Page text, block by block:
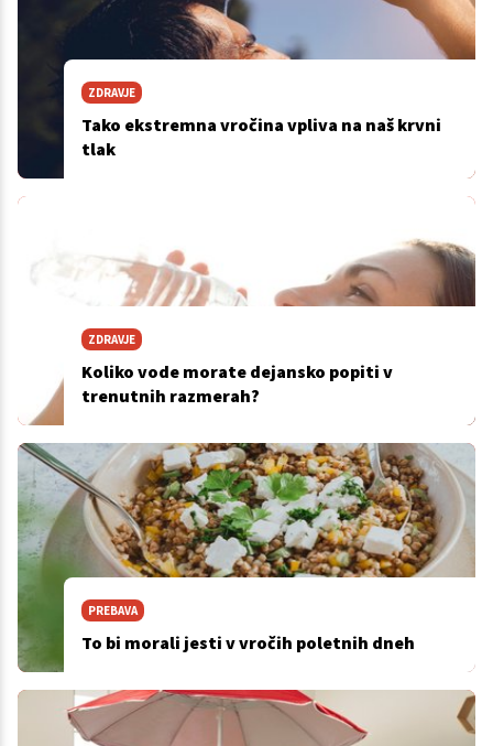
ZDRAVJE
Tako ekstremna vročina vpliva na naš krvni
tlak
ZDRAVJE
Koliko vode morate dejansko popiti v
trenutnih razmerah?
PREBAVA
To bi morali jesti v vročih poletnih dneh